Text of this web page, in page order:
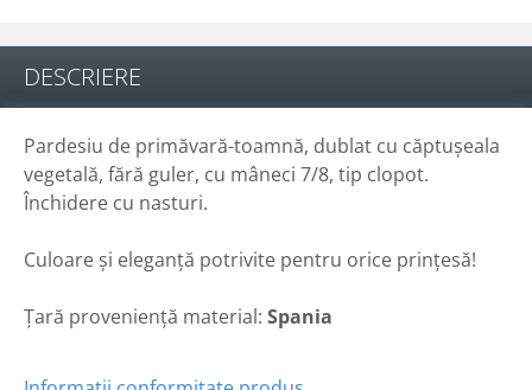
DESCRIERE
Pardesiu de primăvară-toamnă, dublat cu căptușeala
vegetală, fără guler, cu mâneci 7/8, tip clopot.
Închidere cu nasturi.
Culoare și eleganță potrivite pentru orice prințesă!
Țară proveniență material: Spania